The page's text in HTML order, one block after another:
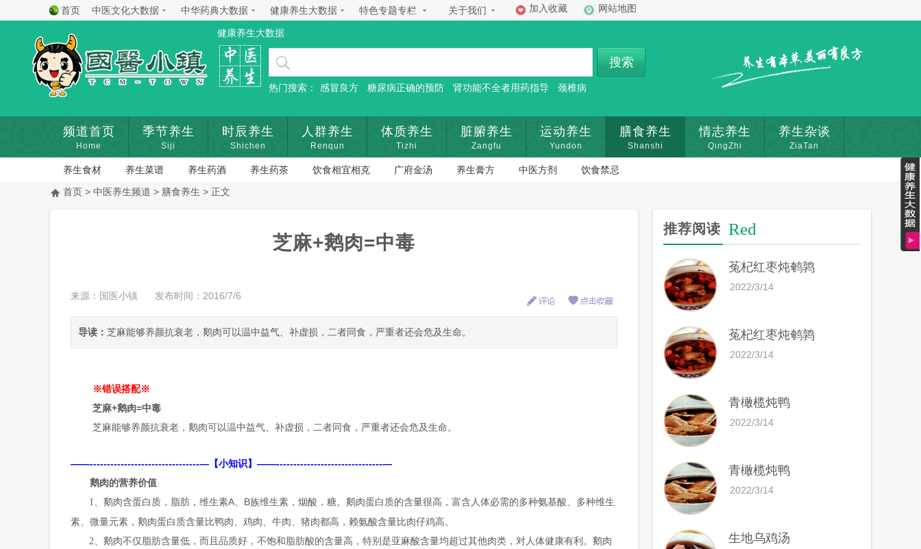
首页 中医文化大数据 中华药典大数据 健康养生大数据 特色专题专栏 关于我们 加入收藏 网站地图
健康养生大数据
搜索
热门搜索： 感冒良方 糖尿病正确的预防 肾功能不全者用药指导 颈椎病
频道首页
Home
季节养生
Siji
时辰养生
Shichen
人群养生
Renqun
体质养生
Tizhi
脏腑养生
Zangfu
运动养生
Yundon
膳食养生
Shanshi
情志养生
QingZhi
养生杂谈
ZiaTan
养生食材 养生菜谱 养生药酒 养生药茶 饮食相宜相克 广府金汤 养生膏方 中医方剂
饮食禁忌
首页 > 中医养生频道 > 膳食养生 > 正文
芝麻+鹅肉=中毒
来源：国医小镇 发布时间：2016/7/6
导读： 芝麻能够养颜抗衰老，鹅肉可以温中益气、补虚损，二者同食，严重者还会危及生命。
※错误搭配※
芝麻+鹅肉=中毒
芝麻能够养颜抗衰老，鹅肉可以温中益气、补虚损，二者同食，严重者还会危及生命。
——--------------------------------—【小知识】——-------------------------------—
鹅肉的营养价值
1 、鹅肉含蛋白质，脂肪，维生素A B族维生素，烟酸，糖。鹅肉蛋白质的含量很高，富含人体必需的多种氨基酸、多种维生
素、微量元素，鹅肉蛋白质含量比鸭肉、鸡肉、牛肉、猪肉都高，赖氨酸含量比肉仔鸡高。
2 、鹅肉不仅脂肪含量低，而且品质好，不饱和脂肪酸的含量高，特别是亚麻酸含量均超过其他肉类，对人体健康有利。鹅肉
推荐阅读 Red
菟杞红枣炖鹌鹑
2022/3/14
菟杞红枣炖鹌鹑
2022/3/14
青橄榄炖鸭
2022/3/14
青橄榄炖鸭
2022/3/14
生地乌鸡汤